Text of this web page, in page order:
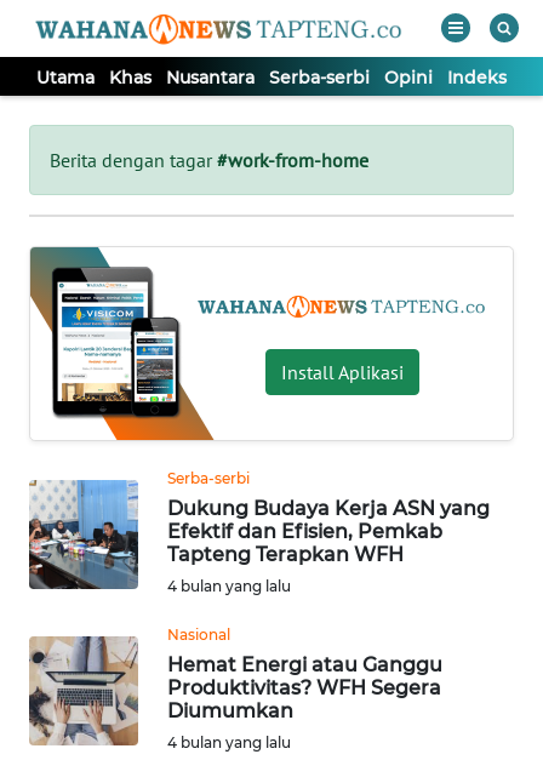
Utama Khas Nusantara Serba-serbi Opini Indeks
Berita dengan tagar#work-from-home
Install Aplikasi
Serba-serbi
Dukung Budaya Kerja ASN yang
Efektif dan Efisien, Pemkab
Tapteng Terapkan WFH
4 bulan yang lalu
Nasional
Hemat Energi atau Ganggu
Produktivitas? WFH Segera
Diumumkan
4 bulan yang lalu
Tutup
UTAMA
KHAS
NUSANTARA
SERBA-
SERBI
OPINI
Informasi
INDEKS
BERITA
KONTAK
KAMI